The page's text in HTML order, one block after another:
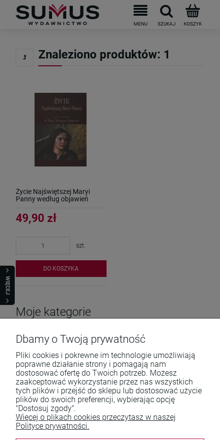
WIĘCEJ
Znaleziono produktów: 1
Życie Najświętszej Maryi
Panny według objawień
Katarzyny Emmerich
49,90 zł
szt.
DO KOSZYKA
Moje kategorie
Pomoc
Płatności i dostawa
Dbamy o Twoją prywatność
Pliki cookies i pokrewne im technologie umożliwiają
poprawne działanie strony i pomagają nam
dostosować ofertę do Twoich potrzeb. Możesz
zaakceptować wykorzystanie przez nas wszystkich
tych plików i przejść do sklepu lub dostosować użycie
plików do swoich preferencji, wybierając opcję
"Dostosuj zgody".
Więcej o plikach cookies przeczytasz w naszej
Polityce prywatności.